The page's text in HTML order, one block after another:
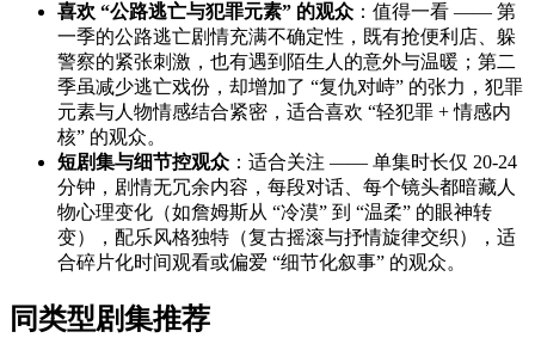
喜欢 “公路逃亡与犯罪元素” 的观众 ：值得一看 —— 第
一季的公路逃亡剧情充满不确定性，既有抢便利店、躲
警察的紧张刺激，也有遇到陌生人的意外与温暖；第二
季虽减少逃亡戏份，却增加了 “复仇对峙” 的张力，犯罪
元素与人物情感结合紧密，适合喜欢 “轻犯罪 + 情感内
核” 的观众。
短剧集与细节控观众 ：适合关注 —— 单集时长仅 20-24
分钟，剧情无冗余内容，每段对话、每个镜头都暗藏人
物心理变化（如詹姆斯从 “冷漠” 到 “温柔” 的眼神转
变），配乐风格独特（复古摇滚与抒情旋律交织），适
合碎片化时间观看或偏爱 “细节化叙事” 的观众。
同类型剧集推荐